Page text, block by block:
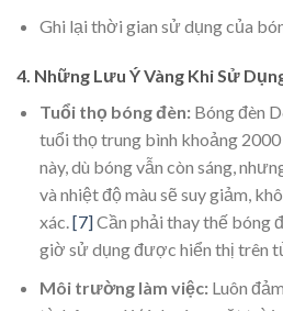
Ghi lại thời gian sử dụng của
4. Những Lưu Ý Vàng Khi Sử
Tuổi thọ bóng đèn:Bóng đèn
tuổi thọ trung bình khoảng
này, dù bóng vẫn còn sáng,
và nhiệt độ màu sẽ suy giảm,
xác.[7]Cần phải thay thế bóng
giờ sử dụng được hiển thị trên
Môi trường làm việc:Luôn